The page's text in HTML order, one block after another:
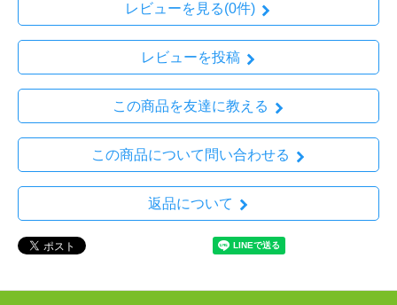
レビューを見る(0件)
レビューを投稿
この商品を友達に教える
この商品について問い合わせる
返品について